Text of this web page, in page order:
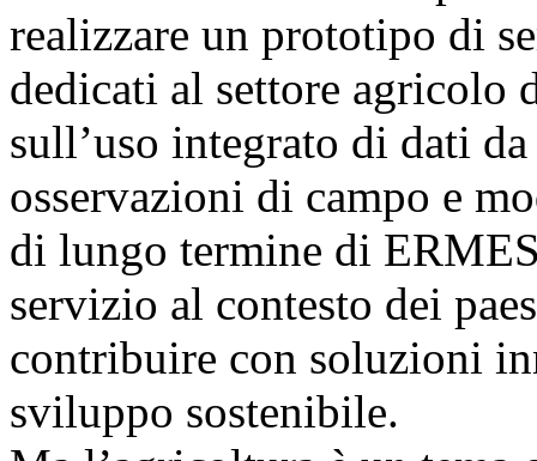
realizzare un prototipo di
dedicati al settore agricolo
sull’uso integrato di dati
osservazioni di campo e
di lungo termine di
servizio al contesto dei
contribuire con soluzioni
sviluppo sostenibile.